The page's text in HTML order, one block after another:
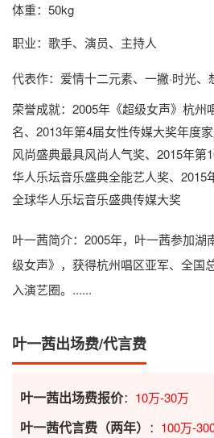
体重：50kg
职业：歌手、演员、主持人
代表作：爱情十二元素、一撇·时光
荣誉成就：2005年《超级女声》杭州
名、2013年第4届女性传媒大奖年度
风尚盛典最具风尚人气奖、2015年第
华人乐坛音乐盛典全能艺人奖、2015
全球华人乐坛音乐盛典传媒大奖
叶一茜简介：2005年，叶一茜参加湖
级女声》，获得杭州唱区亚军、全国
入演艺圈。......
叶一茜出场费/代言费
叶一茜出场费报价： 10万-30万
叶一茜代言费（两年） ： 100万-